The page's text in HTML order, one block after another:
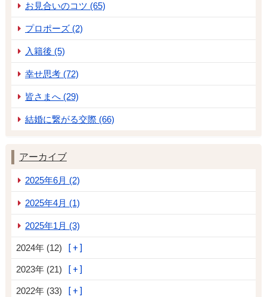
お見合いのコツ (65)
プロポーズ (2)
入籍後 (5)
幸せ思考 (72)
皆さまへ (29)
結婚に繋がる交際 (66)
アーカイブ
2025年6月 (2)
2025年4月 (1)
2025年1月 (3)
2024年 (12)
2023年 (21)
2022年 (33)